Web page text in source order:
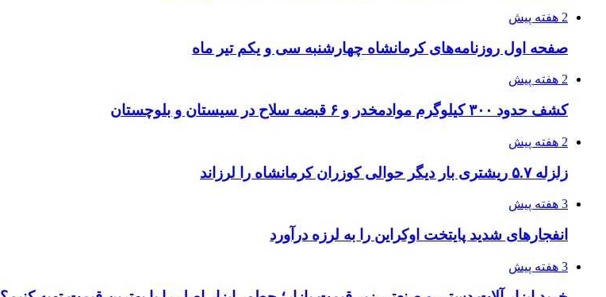
2 هفته پیش
صفحه اول روزنامه‌های کرمانشاه چهارشنبه سی و یکم تیر ماه
2 هفته پیش
کشف حدود ۳۰۰ کیلوگرم موادمخدر و ۶ قبضه سلاح در سیستان و بلوچستان
2 هفته پیش
زلزله ۵.۷ ریشتری بار دیگر حوالی کوزران کرمانشاه را لرزاند
3 هفته پیش
انفجارهای شدید پایتخت اوکراین را به لرزه درآورد
3 هفته پیش